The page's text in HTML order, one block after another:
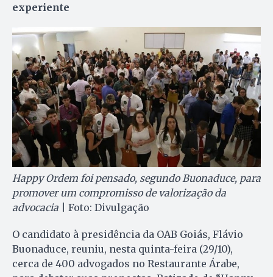
experiente
Happy Ordem foi pensado, segundo Buonaduce, para
promover um compromisso de valorização da
advocacia | Foto: Divulgação
O candidato à presidência da OAB Goiás, Flávio
Buonaduce, reuniu, nesta quinta-feira (29/10),
cerca de 400 advogados no Restaurante Árabe,